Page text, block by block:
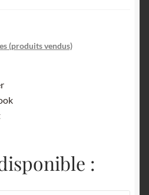
(produits vendus)
: